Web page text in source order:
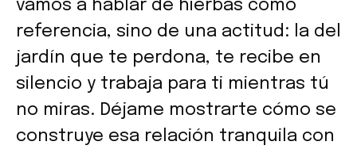
vamos a hablar de hierbas como
referencia, sino de una actitud: la del
jardín que te perdona, te recibe en
silencio y trabaja para ti mientras tú
no miras. Déjame mostrarte cómo se
construye esa relación tranquila con